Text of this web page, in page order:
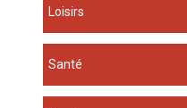
Loisirs
Santé